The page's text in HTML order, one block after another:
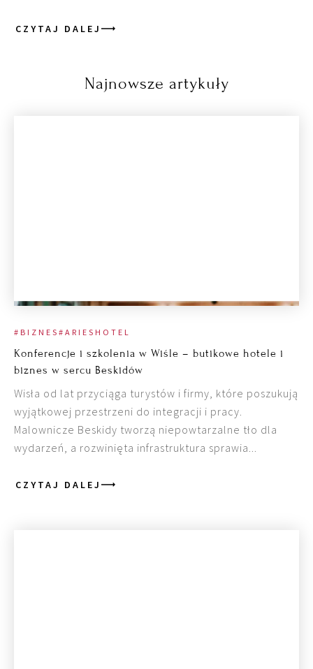
CZYTAJ DALEJ
Najnowsze artykuły
#BIZNES #ARIESHOTEL
Konferencje i szkolenia w Wiśle – butikowe hotele i
biznes w sercu Beskidów
Wisła od lat przyciąga turystów i firmy, które poszukują
wyjątkowej przestrzeni do integracji i pracy.
Malownicze Beskidy tworzą niepowtarzalne tło dla
wydarzeń, a rozwinięta infrastruktura sprawia...
CZYTAJ DALEJ